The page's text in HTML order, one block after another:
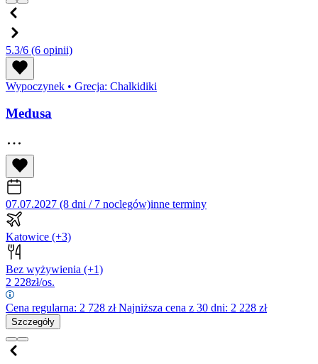
5.3/6 (6 opinii)
Wypoczynek • Grecja: Chalkidiki
Medusa
07.07.2027 (8 dni / 7 noclegów)inne terminy
Katowice (+3)
Bez wyżywienia (+1)
2 228zł/os.
Cena regularna: 2 728 złNajniższa cena z 30 dni: 2 228 zł
Szczegóły